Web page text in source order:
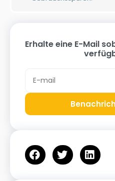
Erhalte eine E-Mail